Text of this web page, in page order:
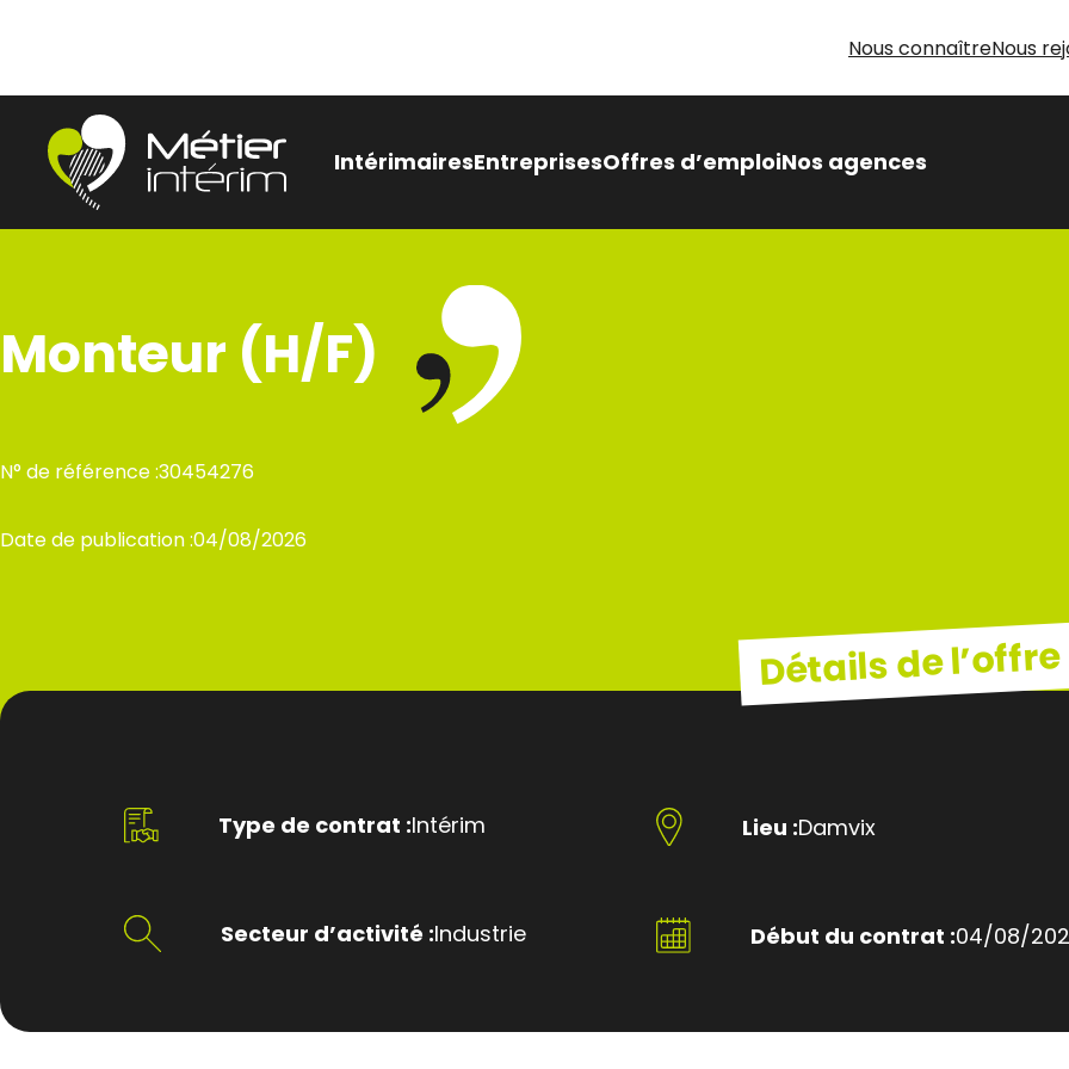
Nous connaîtreNous
Intérimaires
Être Intérimaire Métier Intérim
Nos avantages,
pensés pour vous
Besoin d’aide pour votre
recherche d’emploi
EntreprisesOffres d’emploiNos agences
Monteur (H/F)
N° de référence :30454276
Date de publication :04/08/2026
Détails de l’offre
Type de contrat :Intérim
Secteur d’activité :Industrie
Lieu :Damvix
Début du contrat :04/08/